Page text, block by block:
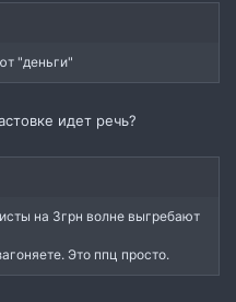
"деньги"
идет речь?
на 3грн волне выгребают
Это ппц просто.